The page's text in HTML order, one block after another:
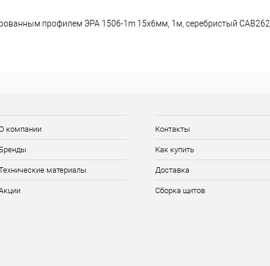
профилем ЭРА 1506-1m 15х6мм, 1м, серебристый САВ262
компании
Бренды
материалы
Контакты
Как купить
Доставка
Сборка щитов